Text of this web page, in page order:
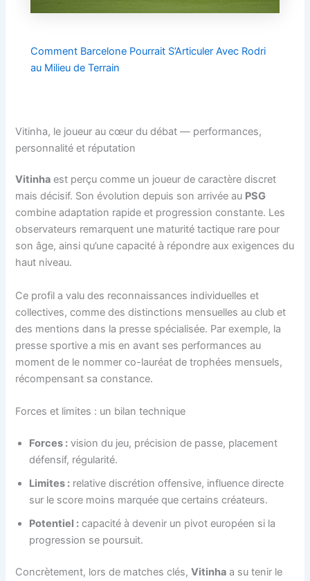
Comment Barcelone Pourrait S’Articuler Avec Rodri
au Milieu de Terrain
Vitinha, le joueur au cœur du débat — performances,
personnalité et réputation
Vitinha est perçu comme un joueur de caractère discret
mais décisif. Son évolution depuis son arrivée au PSG
combine adaptation rapide et progression constante. Les
observateurs remarquent une maturité tactique rare pour
son âge, ainsi qu’une capacité à répondre aux exigences du
haut niveau.
Ce profil a valu des reconnaissances individuelles et
collectives, comme des distinctions mensuelles au club et
des mentions dans la presse spécialisée. Par exemple, la
presse sportive a mis en avant ses performances au
moment de le nommer co-lauréat de trophées mensuels,
récompensant sa constance.
Forces et limites : un bilan technique
Forces : vision du jeu, précision de passe, placement
défensif, régularité.
Limites : relative discrétion offensive, influence directe
sur le score moins marquée que certains créateurs.
Potentiel : capacité à devenir un pivot européen si la
progression se poursuit.
Concrètement, lors de matches clés,Vitinha a su tenir le